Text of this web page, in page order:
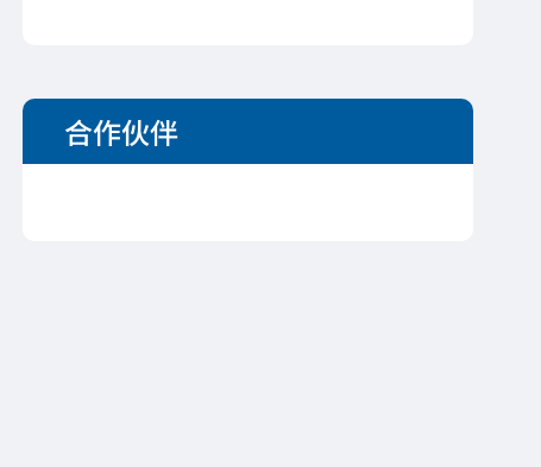
合作伙伴